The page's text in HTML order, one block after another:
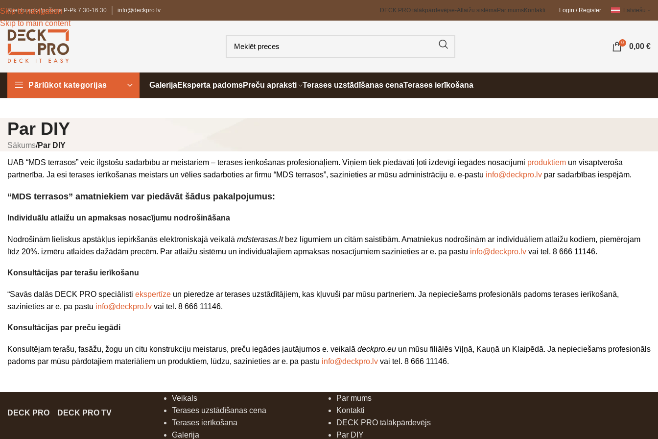
Skip to navigation
Skip to main content
Klientu apkalpošana P-Pk 7:30-16:30 info@deckpro.lv DECK PRO tālākpārdevējse-Atlaižu sistēmaPar mumsKontakti Login / Register Latviešu
0 0,00 €
Pārlūkot kategorijas GalerijaEksperta padomsPreču apraksti Terases uzstādīšanas cenaTerases ierīkošana
Par DIY
Sākums/Par DIY
UAB “MDS terrasos” veic ilgstošu sadarbību ar meistariem – terases ierīkošanas profesionāļiem. Viņiem tiek piedāvāti ļoti izdevīgi iegādes nosacījumi produktiem un visaptveroša
partnerība. Ja esi terases ierīkošanas meistars un vēlies sadarboties ar firmu “MDS terrasos”, sazinieties ar mūsu administrāciju e. e-pastu info@deckpro.lv par sadarbības iespējām.
“MDS terrasos” amatniekiem var piedāvāt šādus pakalpojumus:
Individuālu atlaižu un apmaksas nosacījumu nodrošināšana
Nodrošinām lieliskus apstākļus iepirkšanās elektroniskajā veikalā mdsterasas.ltbez līgumiem un citām saistībām. Amatniekus nodrošinām ar individuāliem atlaižu kodiem, piemērojam
līdz 20%. izmēru atlaides dažādām precēm. Par atlaižu sistēmu un individuālajiem apmaksas nosacījumiem sazinieties ar e. pa pastu info@deckpro.lv vai tel. 8 666 11146.
Konsultācijas par terašu ierīkošanu
“Savās dalās DECK PRO speciālisti ekspertīze un pieredze ar terases uzstādītājiem, kas kļuvuši par mūsu partneriem. Ja nepieciešams profesionāls padoms terases ierīkošanā,
sazinieties ar e. pa pastu info@deckpro.lv vai tel. 8 666 11146.
Konsultācijas par preču iegādi
Konsultējam terašu, fasāžu, žogu un citu konstrukciju meistarus, preču iegādes jautājumos e. veikalā deckpro.eu un mūsu filiālēs Viļņā, Kauņā un Klaipēdā. Ja nepieciešams profesionāls
padoms par mūsu pārdotajiem materiāliem un produktiem, lūdzu, sazinieties ar e. pa pastu info@deckpro.lv vai tel. 8 666 11146.
DECK PRO DECK PRO TV
Veikals
Terases uzstādīšanas cena
Terases ierīkošana
Galerija
Par mums
Kontakti
DECK PRO tālākpārdevējs
Par DIY